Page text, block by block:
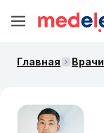
Главная Врачи